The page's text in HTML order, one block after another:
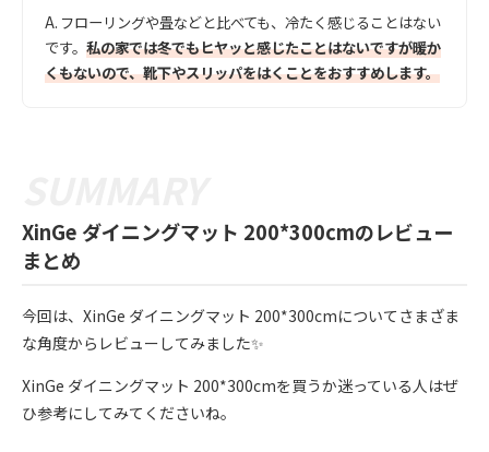
A. フローリングや畳などと比べても、冷たく感じることはない
です。 私の家では冬でもヒヤッと感じたことはないですが暖か
くもないので、靴下やスリッパをはくことをおすすめします。
XinGe ダイニングマット 200*300cmのレビュー
まとめ
今回は、XinGe ダイニングマット 200*300cmについてさまざま
な角度からレビューしてみました✨
XinGe ダイニングマット 200*300cmを買うか迷っている人はぜ
ひ参考にしてみてくださいね。